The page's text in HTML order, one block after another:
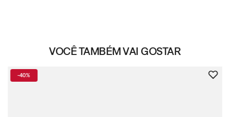
VOCÊ TAMBÉM VAI GOSTAR
-40%